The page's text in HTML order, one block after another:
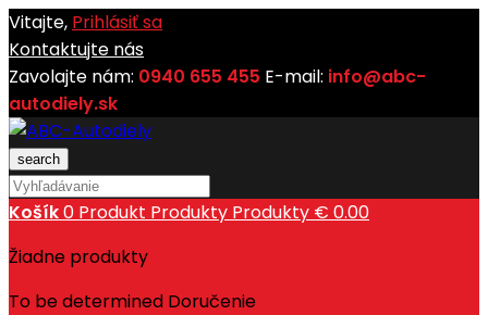
Vitajte, Prihlásiť sa
Kontaktujte nás
Zavolajte nám: 0940 655 455 E-mail: info@abc-
autodiely.sk
search
Košík0 Produkt Produkty Produkty € 0.00
Žiadne produkty
To be determined Doručenie